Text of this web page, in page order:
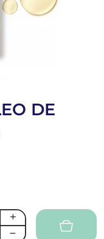
DE